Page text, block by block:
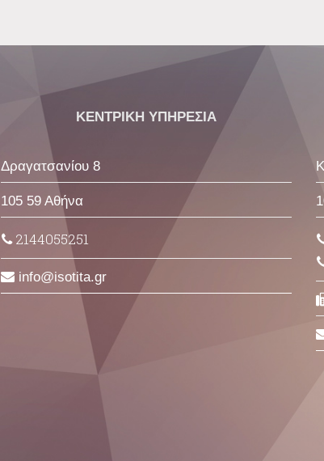
ΚΕΝΤΡΙΚΗ ΥΠΗΡΕΣΙΑ
Δραγατσανίου 8
105 59 Αθήνα
2144055251
info isotita gr